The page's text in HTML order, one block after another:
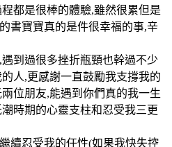
都是很棒的體驗,雖然很累但是
書寶寶真的是件很幸福的事,辛
到過很多挫折瓶頸也幹過不少
人,更感謝一直鼓勵我支撐我的
位朋友,能遇到你們真的我一生
時期的心靈支柱和忍受我三更
續忍受我的任性(如果我快失控